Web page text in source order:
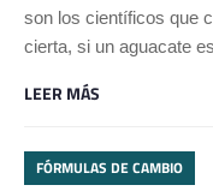
son los científicos que
cierta, si un aguacate
LEER MÁS
FÓRMULAS DE CAMBIO